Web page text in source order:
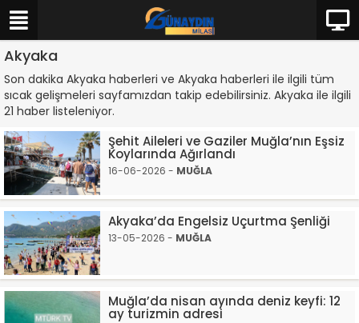
Akyaka
Son dakika Akyaka haberleri ve Akyaka haberleri ile ilgili tüm
sıcak gelişmeleri sayfamızdan takip edebilirsiniz. Akyaka ile ilgili
21 haber listeleniyor.
Şehit Aileleri ve Gaziler Muğla’nın Eşsiz
Koylarında Ağırlandı
16-06-2026 - MUĞLA
Akyaka’da Engelsiz Uçurtma Şenliği
13-05-2026 - MUĞLA
Muğla’da nisan ayında deniz keyfi: 12
ay turizmin adresi